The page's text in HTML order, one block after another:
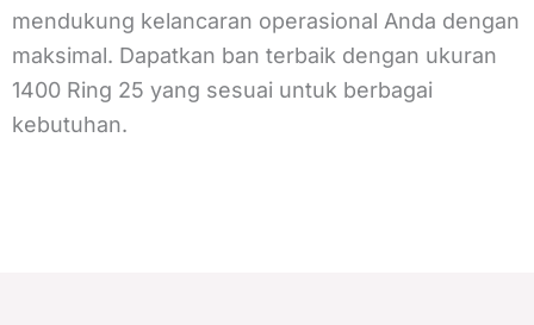
mendukung kelancaran operasional Anda dengan
maksimal. Dapatkan ban terbaik dengan ukuran
1400 Ring 25 yang sesuai untuk berbagai
kebutuhan.